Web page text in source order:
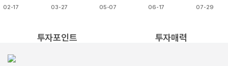
02-17 03-27 05-07 06-17 07-29
투자포인트 투자매력